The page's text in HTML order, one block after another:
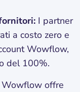
I partner
a costo zero e
Wowflow,
del 100%.
Wowflow offre